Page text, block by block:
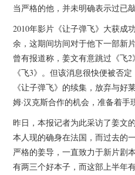
美剧英剧
电影档期
推荐电影
当严格的他，并未明确表示过已
2010年影片《让子弹飞》大获成
余，这期间坊间对于他下一部新
曾有报道称，姜文有意跳过《飞
《飞3》。但该消息很快便被否
《让子弹飞》的续集，放弃与好
姆·汉克斯合作的机会，准备着手
昨日，本报记者为此采访了姜文
本人现的确身在法国，而过去的
严格的姜导，一直致力于新片剧
有两三个好本子，而这部上半年